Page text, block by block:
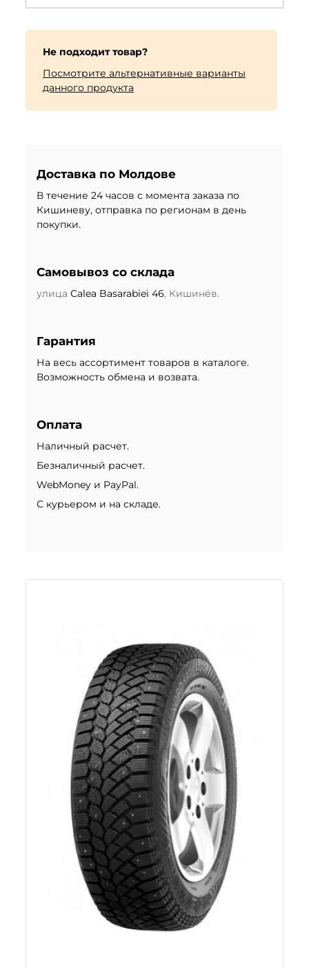
Не подходит товар?
Посмотрите альтернативные варианты
данного продукта
Доставка по Молдове
В течение 24 часов с момента заказа по
Кишиневу, отправка по регионам в день
покупки.
Самовывоз со склада
улица Calea Basarabiei 46, Кишинёв.
Гарантия
На весь ассортимент товаров в каталоге.
Возможность обмена и возвата.
Оплата
Наличный расчет.
Безналичный расчет.
WebMoney и PayPal.
С курьером и на складе.